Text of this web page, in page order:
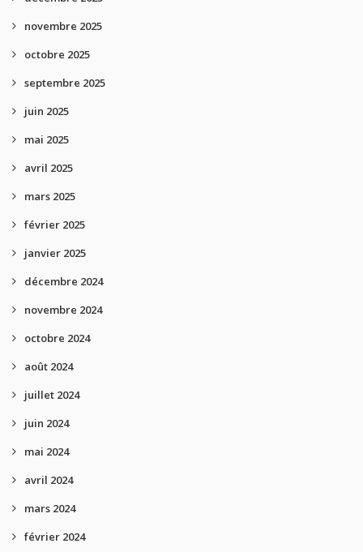
novembre 2025
octobre 2025
septembre 2025
juin 2025
mai 2025
avril 2025
mars 2025
février 2025
janvier 2025
décembre 2024
novembre 2024
octobre 2024
août 2024
juillet 2024
juin 2024
mai 2024
avril 2024
mars 2024
février 2024